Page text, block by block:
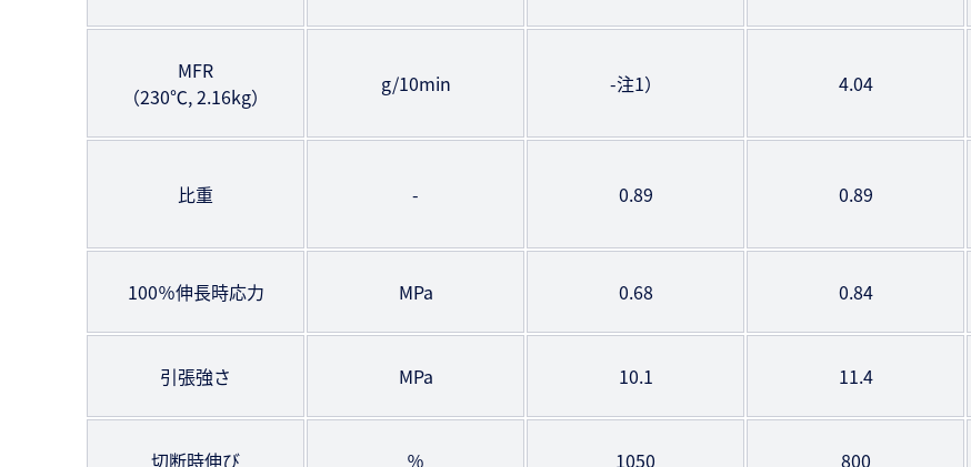
MFR
（230℃, 2.16kg）
g/10min -注1） 4.04
比重 - 0.89 0.89
100％伸長時応力 MPa 0.68 0.84
引張強さ MPa 10.1 11.4
切断時伸び ％ 1050 800